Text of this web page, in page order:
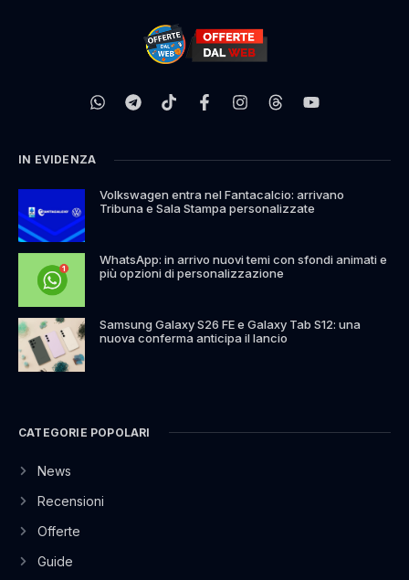
IN EVIDENZA
Volkswagen entra nel Fantacalcio: arrivano
Tribuna e Sala Stampa personalizzate
WhatsApp: in arrivo nuovi temi con sfondi animati e
più opzioni di personalizzazione
Samsung Galaxy S26 FE e Galaxy Tab S12: una
nuova conferma anticipa il lancio
CATEGORIE POPOLARI
News
Recensioni
Offerte
Guide